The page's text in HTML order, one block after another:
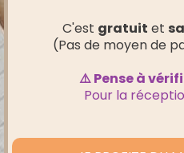
C'est gratuit et
(Pas de moyen de
⚠️ Pense à
Pour la